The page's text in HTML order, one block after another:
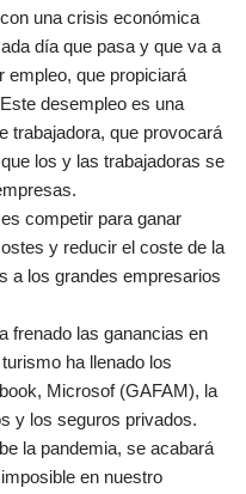
una crisis económica
día que pasa y que va a
empleo, que propiciará
desempleo es una
trabajadora, que provocará
los y las trabajadoras se
competir para ganar
y reducir el coste de la
a los grandes empresarios
frenado las ganancias en
ha llenado los
Microsof (GAFAM), la
y los seguros privados.
la pandemia, se acabará
en nuestro